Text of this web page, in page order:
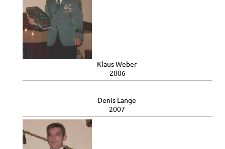
Klaus Weber
2006
Denis Lange
2007